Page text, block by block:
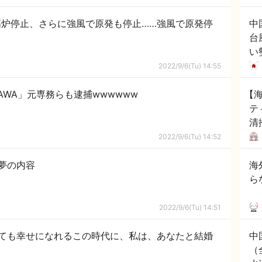
停止、さらに強風で原発も停止……強風で原発停
2022/9/6(Tu) 14:55
」元専務らも逮捕wwwwww
2022/9/6(Tu) 14:52
の内容
2022/9/6(Tu) 14:51
も幸せになれるこの時代に、私は、あなたと結婚
中
台
い
号
【
テ
清
り
海
ら
中